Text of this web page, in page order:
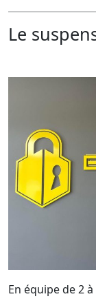
Le
En équipe de 2